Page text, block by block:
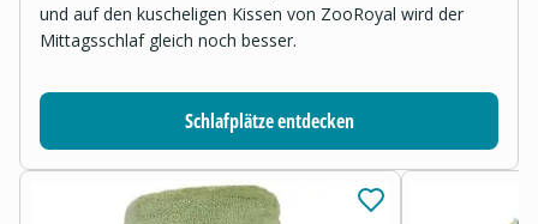
und auf den kuscheligen Kissen von ZooRoyal wird der
Mittagsschlaf gleich noch besser.
Schlafplätze entdecken